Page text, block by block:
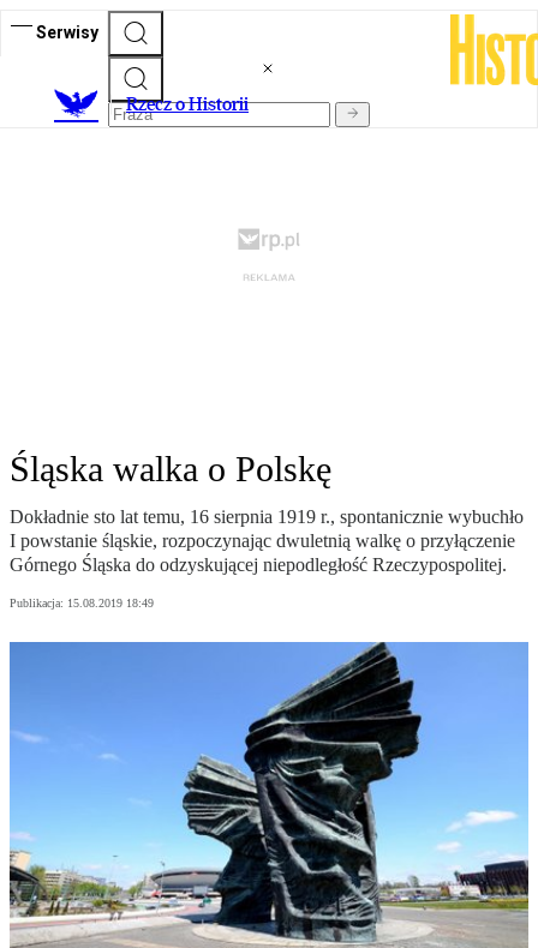
Serwisy
Rzecz o Historii
Śląska walka o Polskę
Dokładnie sto lat temu, 16 sierpnia 1919 r., spontanicznie wybuchło
I powstanie śląskie, rozpoczynając dwuletnią walkę o przyłączenie
Górnego Śląska do odzyskującej niepodległość Rzeczypospolitej.
Publikacja: 15.08.2019 18:49